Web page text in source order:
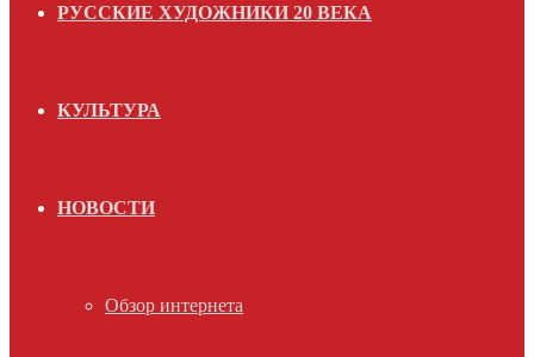
РУССКИЕ ХУДОЖНИКИ 20 ВЕКА
КУЛЬТУРА
НОВОСТИ
Обзор интернета